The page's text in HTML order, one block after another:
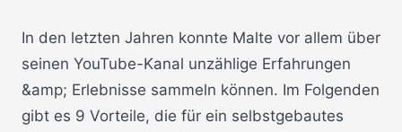
In den letzten Jahren konnte Malte vor allem über
seinen YouTube-Kanal unzählige Erfahrungen
&amp; Erlebnisse sammeln können. Im Folgenden
gibt es 9 Vorteile, die für ein selbstgebautes